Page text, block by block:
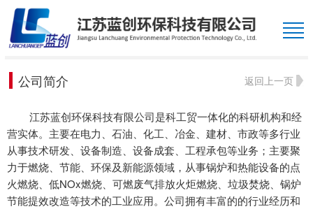
公司简介 返回上一页
江苏蓝创环保科技有限公司是科工贸一体化的科研机构和经
营实体。主要在电力、石油、化工、冶金、建材、市政等多行业
从事技术研发、设备制造、设备成套、工程承包等业务；主要聚
力于燃烧、节能、环保及新能源领域，从事锅炉和热能设备的点
火燃烧、低NOx燃烧、可燃废气排放火炬燃烧、垃圾焚烧、锅炉
节能提效改造等技术的工业应用。公司拥有丰富的的行业经历和